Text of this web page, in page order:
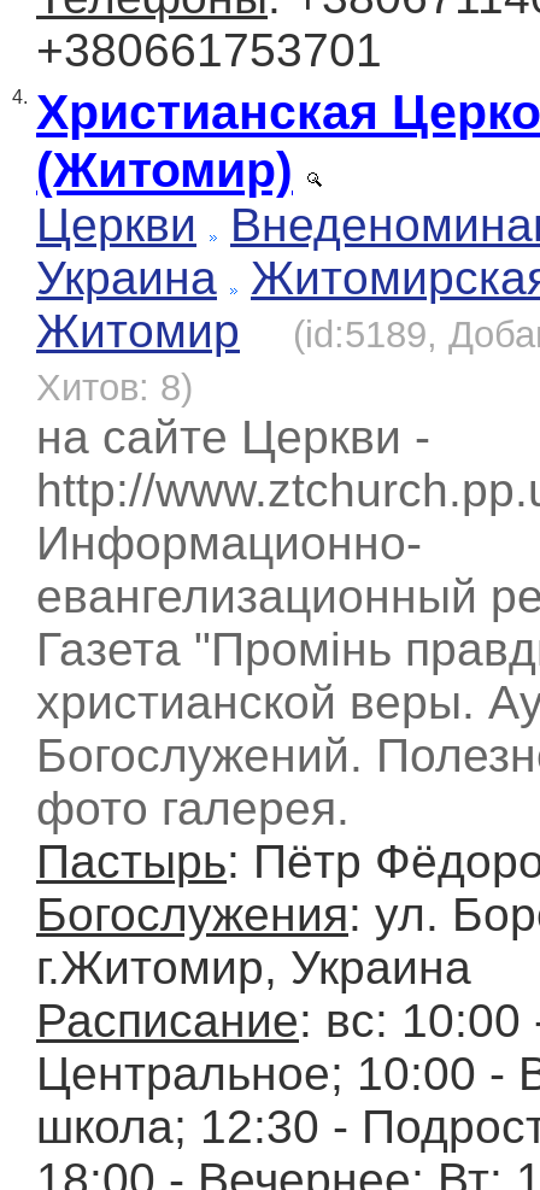
+380661753701
4. Христианская
(Житомир)
Церкви
Украина
Житомир
(id:5189,
Хитов: 8)
на сайте Церкви -
http://
Информационно-
евангелизационный
Газета "Промінь
христианской веры.
Богослужений.
фото галерея.
Пастырь: Пётр
Богослужения: ул.
г.Житомир, Украина
Расписание: вс: 10:00
Центральное; 10:00 -
школа; 12:30 -